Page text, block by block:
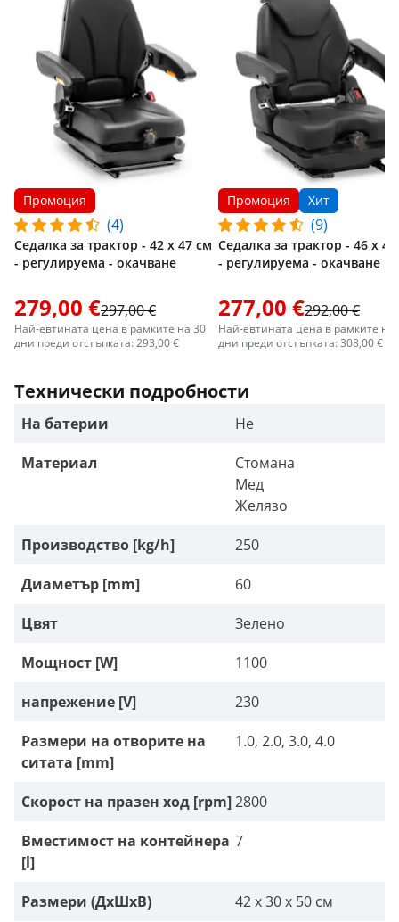
Промоция
(4)
Седалка за трактор - 42 x 47 см
- регулируема - окачване
279,00 €297,00 €
Най-евтината цена в рамките на 30
дни преди отстъпката: 293,00 €
Промоция Хит
(9)
Седалка за трактор - 46 x
- регулируема - окачване
277,00 €292,00 €
Най-евтината цена в рамките на
дни преди отстъпката: 308,00 €
Технически подробности
На батерии
Не
Материал
Стомана
Мед
Желязо
Производство [kg/h]
250
Диаметър [mm]
60
Цвят
Зелено
Мощност [W]
1100
напрежение [V]
230
Размери на отворите на
ситата [mm]
1.0, 2.0, 3.0, 4.0
Скорост на празен ход [rpm]2800
Вместимост на контейнера
[l]
7
Размери (ДxШxВ) 42 x 30 x 50 см